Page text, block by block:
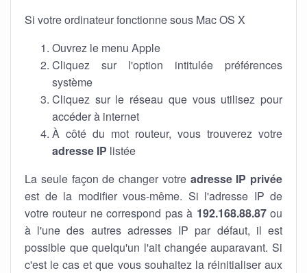
Si votre ordinateur fonctionne sous Mac OS X
Ouvrez le menu Apple
Cliquez sur l'option intitulée préférences
système
Cliquez sur le réseau que vous utilisez pour
accéder à internet
À côté du mot routeur, vous trouverez votre
adresse IP listée
La seule façon de changer votre adresse IP privée
est de la modifier vous-même. Si l'adresse IP de
votre routeur ne correspond pas à 192.168.88.87ou
à l'une des autres adresses IP par défaut, il est
possible que quelqu'un l'ait changée auparavant. Si
c'est le cas et que vous souhaitez la réinitialiser aux